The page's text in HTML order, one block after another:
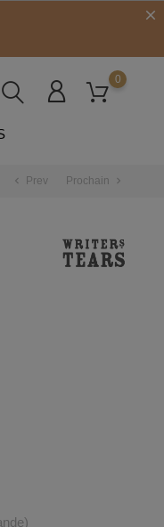
0
chevron_left Prev Prochain chevron_right